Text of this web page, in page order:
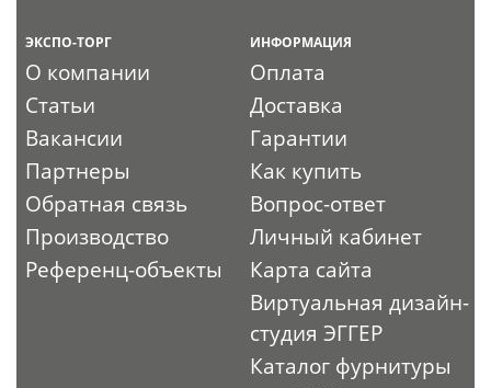
ЭКСПО-ТОРГ
О компании
Статьи
Вакансии
Партнеры
Обратная связь
Производство
Референц-объекты
ИНФОРМАЦИЯ
Оплата
Доставка
Гарантии
Как купить
Вопрос-ответ
Личный кабинет
Карта сайта
Виртуальная дизайн-
студия ЭГГЕР
Каталог фурнитуры